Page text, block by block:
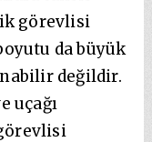
görevlisi
da büyük
değildir.
uçağı